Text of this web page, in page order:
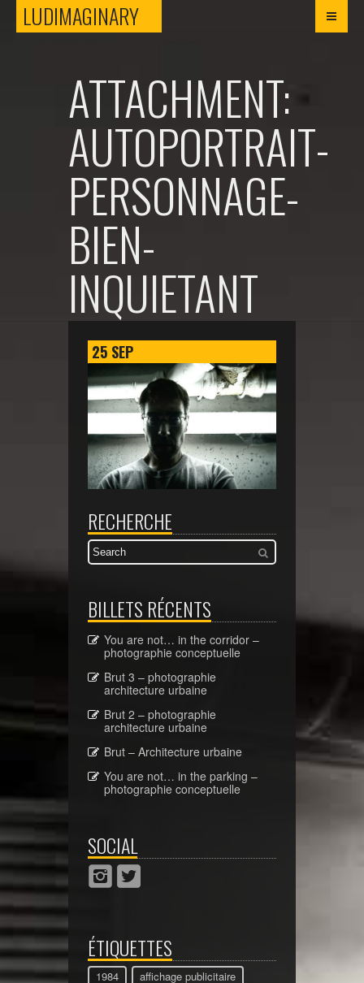
LUDIMAGINARYLUDIMAGINARY
ATTACHMENT:
AUTOPORTRAIT-
PERSONNAGE-
BIEN-
INQUIETANT
25 SEP
RECHERCHE
BILLETS RÉCENTS
You are not… in the corridor –
photographie conceptuelle
Brut 3 – photographie
architecture urbaine
Brut 2 – photographie
architecture urbaine
Brut – Architecture urbaine
You are not… in the parking –
photographie conceptuelle
SOCIAL
ÉTIQUETTES
1984
affichage publicitaire